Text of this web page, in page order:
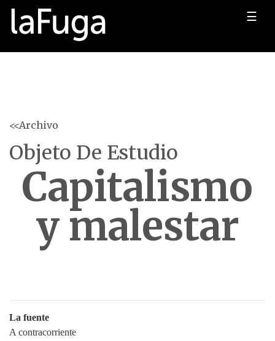
☰
<<Archivo
Objeto De Estudio
Capitalismo
y malestar
La fuente
A contracorriente